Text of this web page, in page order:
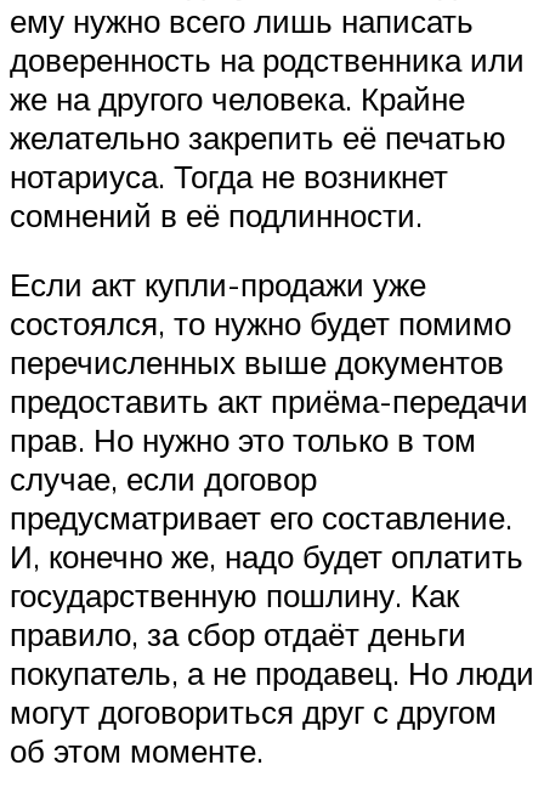
ему нужно всего лишь написать
доверенность на родственника или
же на другого человека. Крайне
желательно закрепить её печатью
нотариуса. Тогда не возникнет
сомнений в её подлинности.
Если акт купли-продажи уже
состоялся, то нужно будет помимо
перечисленных выше документов
предоставить акт приёма-передачи
прав. Но нужно это только в том
случае, если договор
предусматривает его составление.
И, конечно же, надо будет оплатить
государственную пошлину. Как
правило, за сбор отдаёт деньги
покупатель, а не продавец. Но люди
могут договориться друг с другом
об этом моменте.